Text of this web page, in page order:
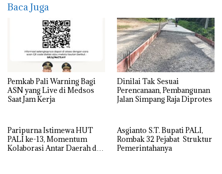
Baca Juga
Pemkab Pali Warning Bagi
ASN yang Live di Medsos
Saat Jam Kerja
Dinilai Tak Sesuai
Perencanaan, Pembangunan
Jalan Simpang Raja Diprotes
Paripurna Istimewa HUT
PALI ke-13, Momentum
Kolaborasi Antar Daerah di
Asgianto S.T. Bupati PALI,
Rombak 32 Pejabat Struktur
Pemerintahanya